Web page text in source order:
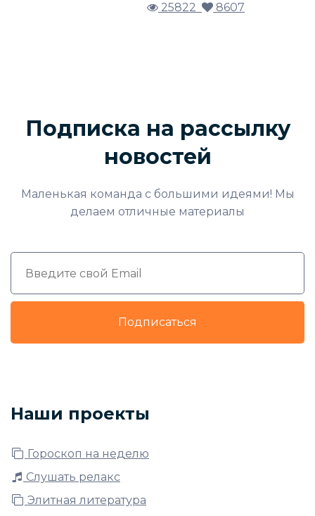
25822 8607
Подписка на рассылку
новостей
Маленькая команда с большими идеями! Мы
делаем отличные материалы
Подписаться
Наши проекты
Гороскоп на неделю
Слушать релакс
Элитная литература